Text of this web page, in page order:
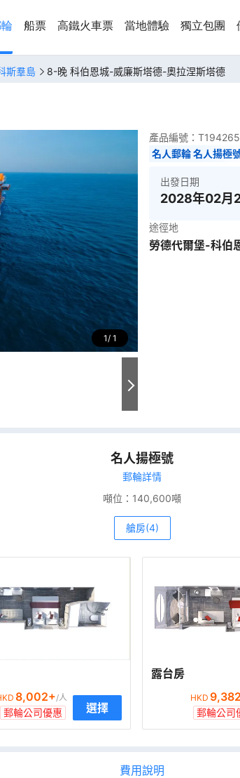
船票 高鐵火車票 當地體驗 獨立包團
斯羣島 8-晚 科伯恩城-威廉斯塔德-奧拉涅斯塔德
1 1
產品編號： T194265
名人郵輪 名人揚極
出發日期
2028年02月
途徑地
勞德代爾堡-科伯
名人揚極號
郵輪詳情
噸位： 140,600噸
艙房(4)
8,002+/人
郵輪公司優惠 選擇
露台房
HKD 9,382
郵輪公司
費用說明